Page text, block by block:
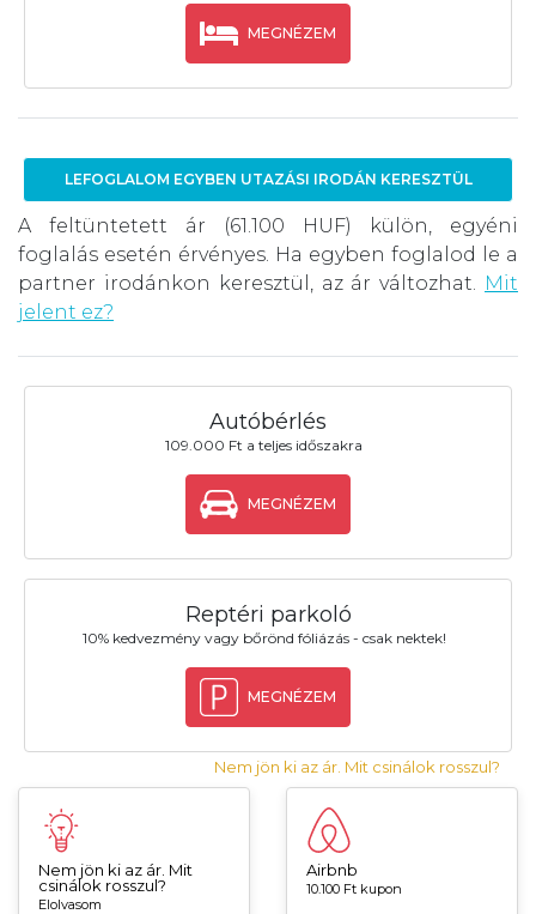
MEGNÉZEM
LEFOGLALOM EGYBEN UTAZÁSI IRODÁN KERESZTÜL
A feltüntetett ár (61.100 HUF) külön, egyéni
foglalás esetén érvényes. Ha egyben foglalod le a
partner irodánkon keresztül, az ár változhat.
Mit
jelent ez?
Autóbérlés
109.000 Ft a teljes időszakra
MEGNÉZEM
Reptéri parkoló
10% kedvezmény vagy bőrönd fóliázás - csak nektek!
MEGNÉZEM
Nem jön ki az ár. Mit csinálok rosszul?
Nem jön ki az ár. Mit
csinálok rosszul?
Elolvasom
Airbnb
10.100 Ft kupon